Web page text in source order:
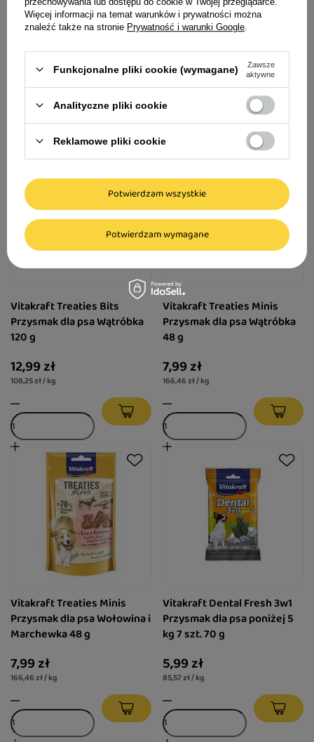
Wątrobą 3 szt.
4,59 zł
100 g
10,71 zł
dni przed wprowadzeniem obniżki:
11,90 zł -10%
Vitakraft Treaties Bits
Przysmak dla psa Wątróbka
120 g
12,99 zł
108,25 zł / kg
Vitakraft Treaties Minis
Przysmak dla psa Wątróbka
48 g
7,99 zł
166,46 zł / kg
Vitakraft Treaties Minis
Przysmak dla psa Wołowina i
Marchewka 48 g
7,99 zł
166,46 zł / kg
Vitakraft Dental Fresh 3w1
Przysmak dla psa poniżej 5
kg 7 szt. 70 g
5,99 zł
85,57 zł / kg
Więcej informacji na temat warunków i prywatności można
znaleźć także na stronie Prywatność i warunki Google
Funkcjonalne pliki cookie (wymagane)
Zawsze
aktywne
Analityczne pliki cookie
Reklamowe pliki cookie
Potwierdzam wymagane
Potwierdzam wszystkie